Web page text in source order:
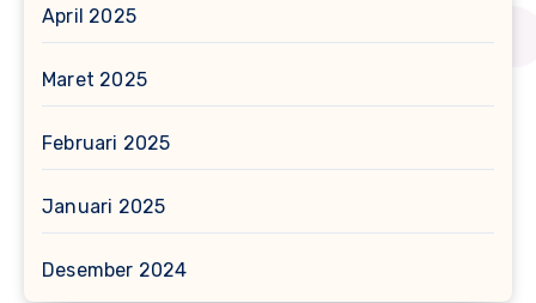
April 2025
Maret 2025
Februari 2025
Januari 2025
Desember 2024